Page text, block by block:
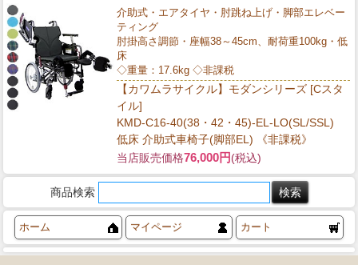
介助式・エアタイヤ・肘跳ね上げ・脚部エレベー
ティング
肘掛高さ調節・座幅38～45cm、耐荷重100kg・低
床
◇重量：17.6kg ◇非課税
【カワムラサイクル】モダンシリーズ [Cスタ
イル]
KMD-C16-40(38・42・45)-EL-LO(SL/SSL)
低床 介助式車椅子(脚部EL) 《非課税》
当店販売価格76,000円(税込)
商品検索
ホーム マイページ カート